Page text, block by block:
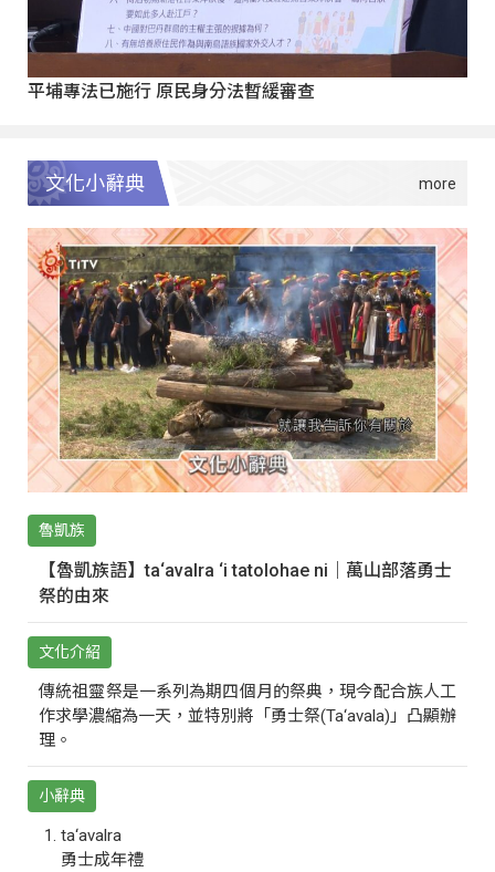
平埔專法已施行 原民身分法暫緩審查
文化小辭典
魯凱族
【魯凱族語】ta‘avalra ‘i tatolohae ni｜萬山部落勇士
祭的由來
文化介紹
傳統祖靈祭是一系列為期四個月的祭典，現今配合族人工
作求學濃縮為一天，並特別將「勇士祭(Ta‘avala)」凸顯辦
理。
小辭典
ta‘avalra
勇士成年禮